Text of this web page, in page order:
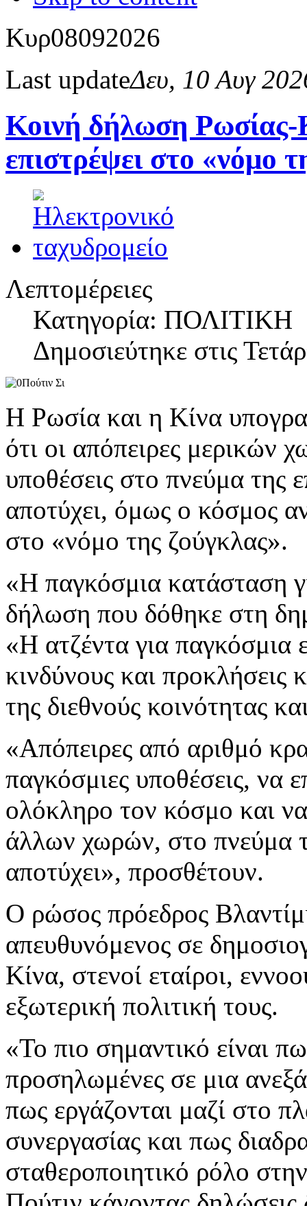
Κυρ08092026
Last updateΔευ, 10 Αυγ
Κοινή δήλωση Ρωσίας-
επιστρέψει στο «νόμο
Λεπτομέρειες
Κατηγορία: ΠΟΛΙΤΙΚΗ
Δημοσιεύτηκε στις
Η Ρωσία και η Κίνα
ότι οι απόπειρες μερικών
υποθέσεις στο πνεύμα της
αποτύχει, όμως ο κόσμος
στο «νόμο της ζούγκλας».
«Η παγκόσμια κατάσταση
δήλωση που δόθηκε στη
«Η ατζέντα για παγκόσμια
κινδύνους και προκλήσεις
της διεθνούς κοινότητας
«Απόπειρες από αριθμό
παγκόσμιες υποθέσεις, να
ολόκληρο τον κόσμο και
άλλων χωρών, στο πνεύμα
αποτύχει», προσθέτουν.
Ο ρώσος πρόεδρος
απευθυνόμενος σε
Κίνα, στενοί εταίροι,
εξωτερική πολιτική τους.
«Το πιο σημαντικό είναι
προσηλωμένες σε μια
πως εργάζονται μαζί στο
συνεργασίας και πως
σταθεροποιητικό ρόλο